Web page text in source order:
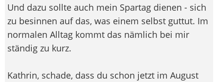
Und dazu sollte auch mein Spartag dienen - sich
zu besinnen auf das, was einem selbst guttut. Im
normalen Alltag kommt das nämlich bei mir
ständig zu kurz.
Kathrin, schade, dass du schon jetzt im August